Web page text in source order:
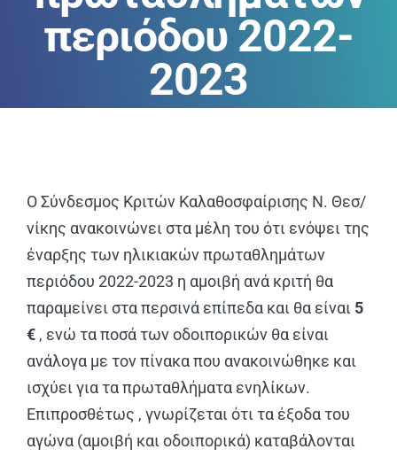
ΠΡΟΓΡΑΜΜΑ
ΑΝΑΚΟΙΝΩΣΕΙΣ
ΧΡΗΣΙΜΑ ΑΡΧΕΙΑ
περιόδου 2022-
2023
Ο Σύνδεσμος Κριτών Καλαθοσφαίρισης Ν. Θεσ/
νίκης ανακοινώνει στα μέλη του ότι ενόψει της
έναρξης των ηλικιακών πρωταθλημάτων
περιόδου 2022-2023 η αμοιβή ανά κριτή θα
παραμείνει στα περσινά επίπεδα και θα είναι 5
€ , ενώ τα ποσά των οδοιπορικών θα είναι
ανάλογα με τον πίνακα που ανακοινώθηκε και
ισχύει για τα πρωταθλήματα ενηλίκων.
Επιπροσθέτως , γνωρίζεται ότι τα έξοδα του
αγώνα (αμοιβή και οδοιπορικά) καταβάλονται